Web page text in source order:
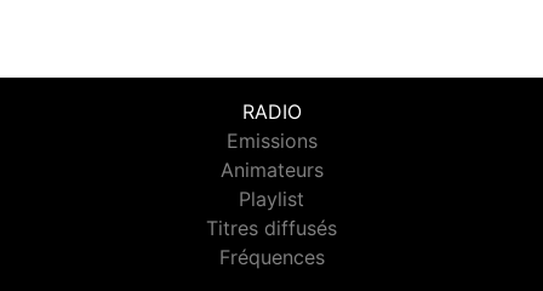
RADIO
Emissions
Animateurs
Playlist
Titres diffusés
Fréquences